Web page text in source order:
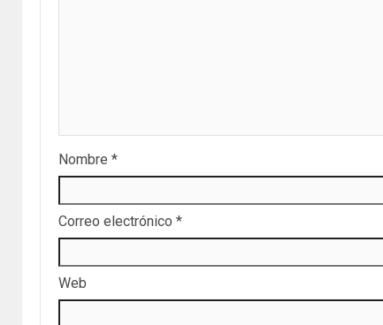
Nombre *
Correo electrónico *
Web